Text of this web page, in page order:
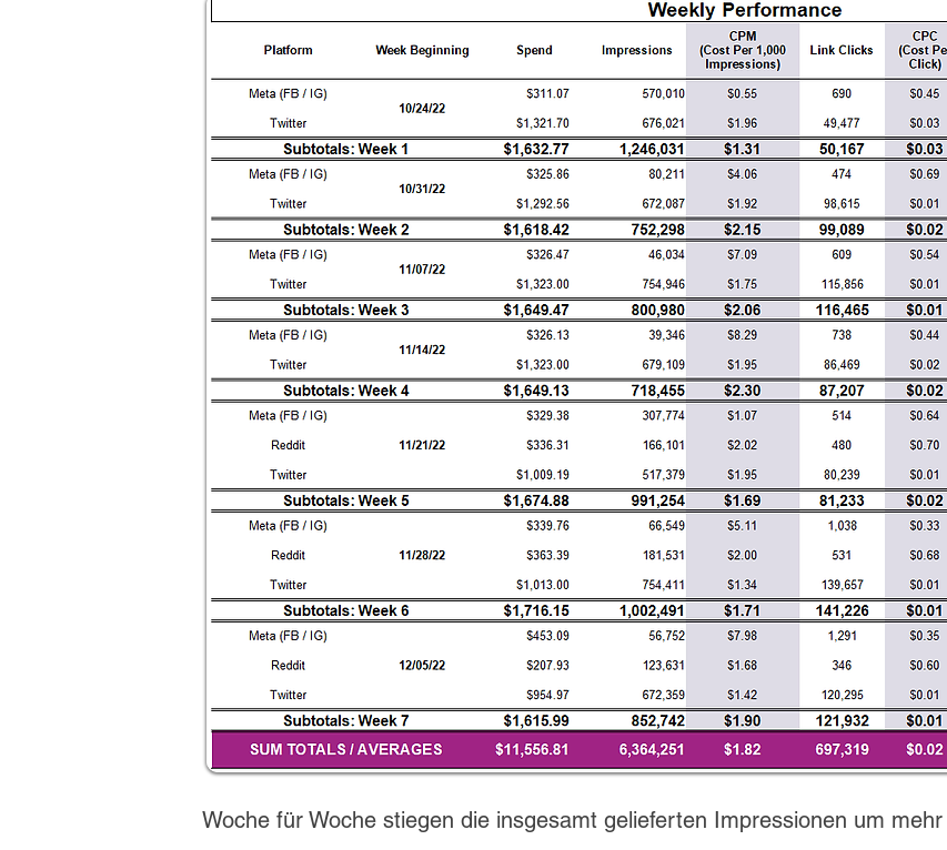
Woche für Woche stiegen die insgesamt gelieferten Impressionen um